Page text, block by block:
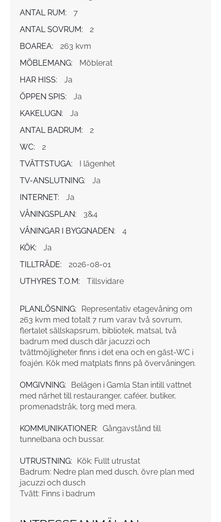
ANTAL RUM:
7
ANTAL SOVRUM:
2
BOAREA:
263 kvm
MÖBLEMANG:
Möblerat
HAR HISS:
Ja
ÖPPEN SPIS:
Ja
KAKELUGN:
Ja
ANTAL BADRUM:
2
WC:
2
TVÄTTSTUGA:
I lägenhet
TV-ANSLUTNING:
Ja
INTERNET:
Ja
VÅNINGSPLAN:
3&4
VÅNINGAR I BYGGNADEN:
4
KÖK:
Ja
TILLTRÄDE:
2026-08-01
UTHYRES T.O.M:
Tillsvidare
PLANLÖSNING:
Representativ etagevåning om
263 kvm med totalt 7 rum varav två sovrum,
flertalet sällskapsrum, bibliotek, matsal, två
badrum med dusch där jacuzzi och
tvättmöjligheter finns i det ena och en gäst-WC i
foajén. Kök med matplats finns på övervåningen.
OMGIVNING:
Belägen i Gamla Stan intill vattnet
med närhet till restauranger, caféer, butiker,
promenadstråk, torg med mera.
KOMMUNIKATIONER: Gångavstånd till
tunnelbana och bussar.
UTRUSTNING:
Kök: Fullt utrustat
Badrum: Nedre plan med dusch, övre plan med
jacuzzi och dusch
Tvätt: Finns i badrum